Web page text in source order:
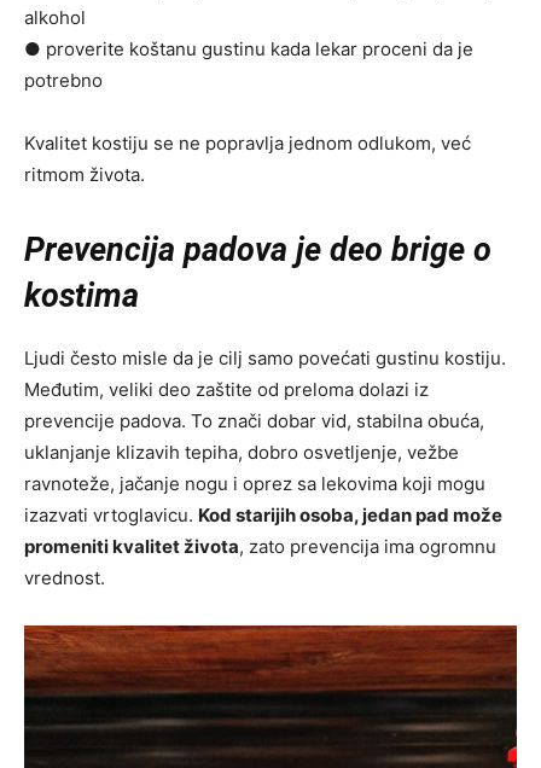
alkohol
● proverite koštanu gustinu kada lekar proceni da je
potrebno
Kvalitet kostiju se ne popravlja jednom odlukom, već
ritmom života.
Prevencija padova je deo brige o
kostima
Ljudi često misle da je cilj samo povećati gustinu kostiju.
Međutim, veliki deo zaštite od preloma dolazi iz
prevencije padova. To znači dobar vid, stabilna obuća,
uklanjanje klizavih tepiha, dobro osvetljenje, vežbe
ravnoteže, jačanje nogu i oprez sa lekovima koji mogu
izazvati vrtoglavicu. Kod starijih osoba, jedan pad može
promeniti kvalitet života, zato prevencija ima ogromnu
vrednost.